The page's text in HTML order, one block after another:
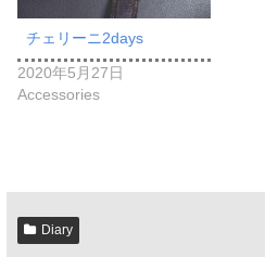
チェリーニ2days
2020年5月27日
Accessories
Diary